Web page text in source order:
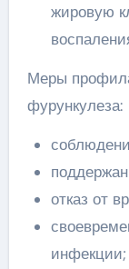
жировую
Меры
фурункулеза:
отказ от
инфекции;